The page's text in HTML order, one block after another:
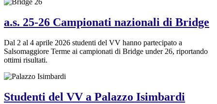
a.s. 25-26 Campionati nazionali di Bridge
Dal 2 al 4 aprile 2026 studenti del VV hanno partecipato a
Salsomaggiore Terme ai campionati di Bridge under 26, riportando
ottimi risultati.
Studenti del VV a Palazzo Isimbardi